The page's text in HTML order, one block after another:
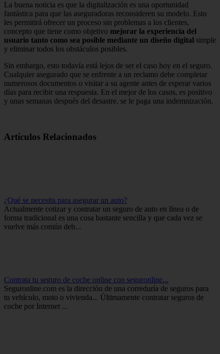
La buena noticia es que la digitalización es una oportunidad
fantástica para que las aseguradoras reconsideren su modelo. Esto
les permitirá ofrecer un proceso sin problemas a los clientes,
concepto que tiene como objetivo mejorar la experiencia del
usuario tanto como sea posible mediante un diseño digital simple
y eliminar todos los obstáculos posibles.
Sin embargo, esto todavía está lejos de ser el caso hoy en el seguro.
Cualquier asegurado que se enfrente a un reclamo debe completar
numerosos documentos o visitar a su agente antes de esperar varios
días para recibir una respuesta. En el mejor de los casos, es positivo
y unas semanas después del desastre, se le paga una indemnización.
Artículos Relacionados
¿Qué se necesita para asegurar un auto?
Actualmente cotizar y contratar un seguro de auto en línea o de
forma tradicional es una cosa bastante sencilla y que cada vez se
vuelve más común deb...
Contrata tu seguro de coche online con seguronline...
Seguronline.com es la dirección de una correduría de seguros para
tu vehículo, moto o vivienda... Últimamente contratar seguros de
coche por Internet ...